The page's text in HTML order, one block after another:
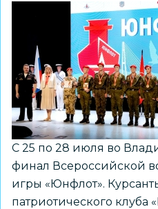
обучение
в
10-
м
классе
С 25 по 28 июля во
финал Всероссийской
игры «Юнфлот».
патриотического клуба